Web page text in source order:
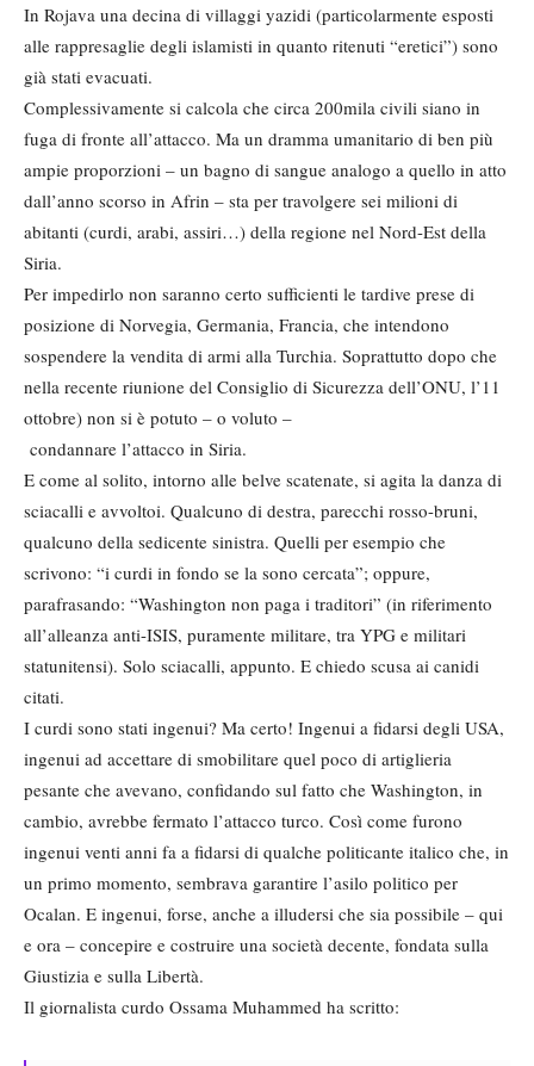
In Rojava una decina di villaggi yazidi (particolarmente esposti
alle rappresaglie degli islamisti in quanto ritenuti “eretici”) sono
già stati evacuati.
Complessivamente si calcola che circa 200mila civili siano in
fuga di fronte all’attacco. Ma un dramma umanitario di ben più
ampie proporzioni – un bagno di sangue analogo a quello in atto
dall’anno scorso in Afrin – sta per travolgere sei milioni di
abitanti (curdi, arabi, assiri…) della regione nel Nord-Est della
Siria.
Per impedirlo non saranno certo sufficienti le tardive prese di
posizione di Norvegia, Germania, Francia, che intendono
sospendere la vendita di armi alla Turchia. Soprattutto dopo che
nella recente riunione del Consiglio di Sicurezza dell’ONU, l’11
ottobre) non si è potuto – o voluto –
condannare l’attacco in Siria.
E come al solito, intorno alle belve scatenate, si agita la danza di
sciacalli e avvoltoi. Qualcuno di destra, parecchi rosso-bruni,
qualcuno della sedicente sinistra. Quelli per esempio che
scrivono: “i curdi in fondo se la sono cercata”; oppure,
parafrasando: “Washington non paga i traditori” (in riferimento
all’alleanza anti-ISIS, puramente militare, tra YPG e militari
statunitensi). Solo sciacalli, appunto. E chiedo scusa ai canidi
citati.
I curdi sono stati ingenui? Ma certo! Ingenui a fidarsi degli USA,
ingenui ad accettare di smobilitare quel poco di artiglieria
pesante che avevano, confidando sul fatto che Washington, in
cambio, avrebbe fermato l’attacco turco. Così come furono
ingenui venti anni fa a fidarsi di qualche politicante italico che, in
un primo momento, sembrava garantire l’asilo politico per
Ocalan. E ingenui, forse, anche a illudersi che sia possibile – qui
e ora – concepire e costruire una società decente, fondata sulla
Giustizia e sulla Libertà.
Il giornalista curdo Ossama Muhammed ha scritto: